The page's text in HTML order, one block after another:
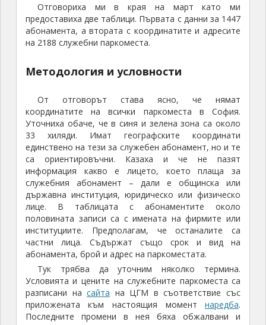
Отговориха ми в края на март като ми
предоставиха две таблици. Първата с данни за 1447
абонамента, а втората с координатите и адресите
на 2188 служебни паркоместа.
Методология и условности
От отговорът става ясно, че нямат
координатите на всички паркоместа в София.
Уточниха обаче, че в синя и зелена зона са около
33 хиляди. Имат географските координати
единствено на тези за служебен абонамент, но и те
са ориентировъчни. Казаха и че не пазят
информация какво е лицето, което плаща за
служебния абонамент – дали е общинска или
държавна институция, юридическо или физическо
лице. В таблицата с абонаментите около
половината записи са с имената на фирмите или
институциите. Предполагам, че останалите са
частни лица. Съдържат също срок и вид на
абонамента, брой и адрес на паркоместата.
Тук трябва да уточним няколко термина.
Условията и цените на служебните паркоместа са
разписани насайта на ЦГМ в съответствие със
приложената към настоящия моментнаредба.
Последните промени в нея бяха обжалвани и